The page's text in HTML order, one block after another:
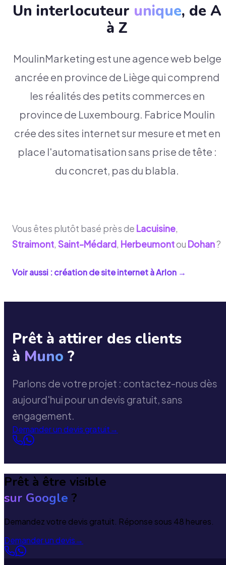
Un interlocuteur unique, de A
à Z
MoulinMarketing est une agence web belge
ancrée en province de Liège qui comprend
les réalités des petits commerces en
province de Luxembourg. Fabrice Moulin
crée des sites internet sur mesure et met en
place l'automatisation sans prise de tête :
du concret, pas du blabla.
Vous êtes plutôt basé près de Lacuisine,
Straimont, Saint-Médard, Herbeumontou Dohan?
Voir aussi : création de site internet àArlon →
Prêt à attirer des clients
à Muno ?
Parlons de votre projet : contactez-nous dès
aujourd'hui pour un devis gratuit, sans
engagement.
Demander un devis gratuit→
Prêt à être visible
sur Google ?
Demandez votre devis gratuit. Réponse sous 48 heures.
Demander un devis→